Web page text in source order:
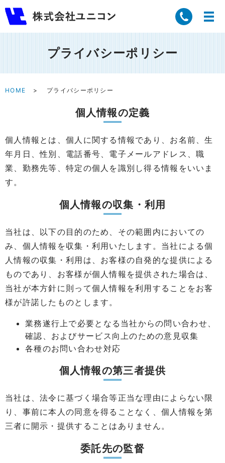
プライバシーポリシー
HOME プライバシーポリシー
個人情報の定義
個人情報とは、個人に関する情報であり、お名前、生
年月日、性別、電話番号、電子メールアドレス、職
業、勤務先等、特定の個人を識別し得る情報をいいま
す。
個人情報の収集・利用
当社は、以下の目的のため、その範囲内においての
み、個人情報を収集・利用いたします。当社による個
人情報の収集・利用は、お客様の自発的な提供による
ものであり、お客様が個人情報を提供された場合は、
当社が本方針に則って個人情報を利用することをお客
様が許諾したものとします。
業務遂行上で必要となる当社からの問い合わせ、
確認、およびサービス向上のための意見収集
各種のお問い合わせ対応
個人情報の第三者提供
当社は、法令に基づく場合等正当な理由によらない限
り、事前に本人の同意を得ることなく、個人情報を第
三者に開示・提供することはありません。
委託先の監督